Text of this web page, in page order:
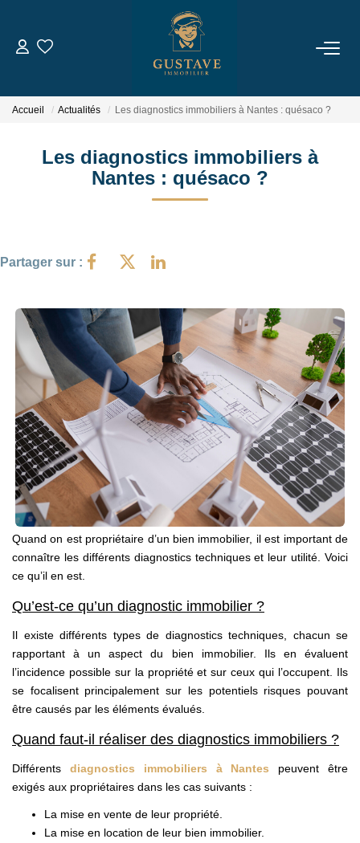
ACHETER
ESTIMER
Qui Sommes-Nous
Nous Rejoindre
ACTUALITÉS
CONTACT
Accueil Actualités Les diagnostics immobiliers à Nantes : quésaco ?
Les diagnostics immobiliers à
Nantes : quésaco ?
Partager sur :
Quand on est propriétaire d’un bien immobilier, il est important de
connaître les différents diagnostics techniques et leur utilité. Voici
ce qu’il en est.
Qu’est-ce qu’un diagnostic immobilier ?
Il existe différents types de diagnostics techniques, chacun se
rapportant à un aspect du bien immobilier. Ils en évaluent
l’incidence possible sur la propriété et sur ceux qui l’occupent. Ils
se focalisent principalement sur les potentiels risques pouvant
être causés par les éléments évalués.
Quand faut-il réaliser des diagnostics immobiliers ?
Différents diagnostics immobiliers à Nantes peuvent être
exigés aux propriétaires dans les cas suivants :
La mise en vente de leur propriété.
La mise en location de leur bien immobilier.